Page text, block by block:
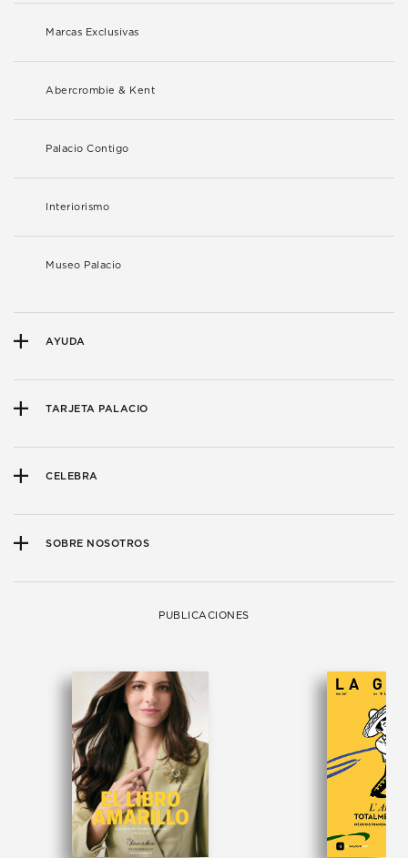
Marcas Exclusivas
Abercrombie & Kent
Palacio Contigo
Interiorismo
Museo Palacio
AYUDA
TARJETA PALACIO
CELEBRA
SOBRE NOSOTROS
PUBLICACIONES